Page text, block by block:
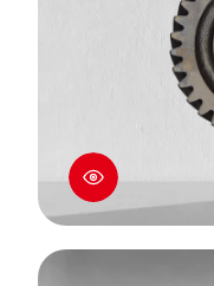
هستند و
جیلی از
یکی از بخش
دسته دنده
هر یک و
مشخص می شود. و
ها ثابت